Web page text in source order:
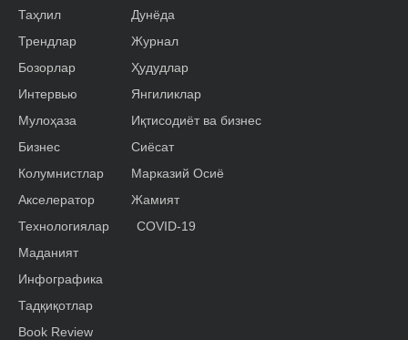
Таҳлил
Трендлар
Бозорлар
Интервью
Мулоҳаза
Бизнес
Колумнистлар
Акселератор
Дунёда
Журнал
Ҳудудлар
Янгиликлар
Иқтисодиёт ва бизнес
Сиёсат
Марказий Осиё
Жамият
Технологиялар
Маданият
Инфографика
Тадқиқотлар
Book Review
COVID-19